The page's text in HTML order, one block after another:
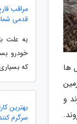
ها
و
مراقب
قدمی
به علت
خودرو
که
بهترین
سرگرم